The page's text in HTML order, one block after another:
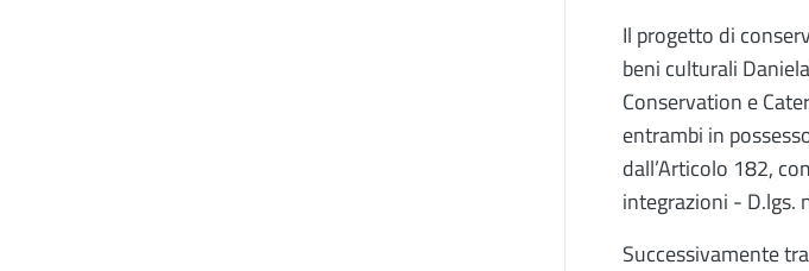
Il progetto di
beni culturali
Conservation e
entrambi in
dall’Articolo 182,
integrazioni - D.lgs.
Successivamente